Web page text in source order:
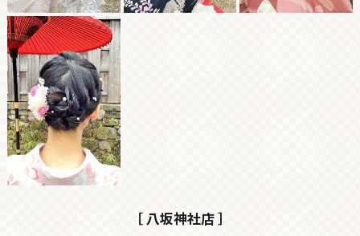
［ 八坂神社店 ］